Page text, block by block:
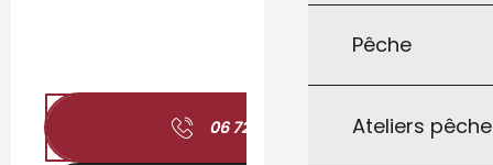
Pêche
Ateliers
06 72 93 08